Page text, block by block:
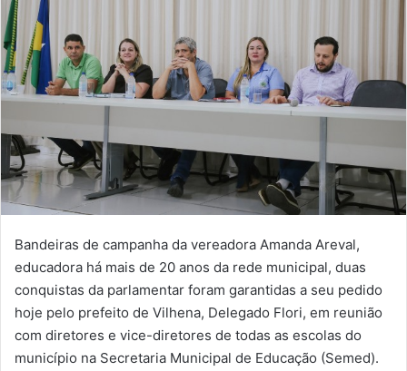
Bandeiras de campanha da vereadora Amanda Areval,
educadora há mais de 20 anos da rede municipal, duas
conquistas da parlamentar foram garantidas a seu pedido
hoje pelo prefeito de Vilhena, Delegado Flori, em reunião
com diretores e vice-diretores de todas as escolas do
município na Secretaria Municipal de Educação (Semed).